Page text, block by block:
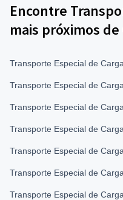
Encontre
mais próximos de
Transporte Especial de
Transporte Especial de
Transporte Especial de
Transporte Especial de
Transporte Especial de
Transporte Especial de
Transporte Especial de